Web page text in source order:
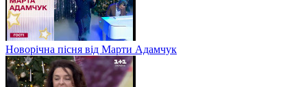
Новорічна пісня від Марти Адамчук